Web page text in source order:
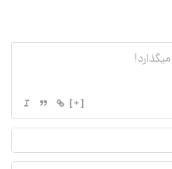
[+]
نام